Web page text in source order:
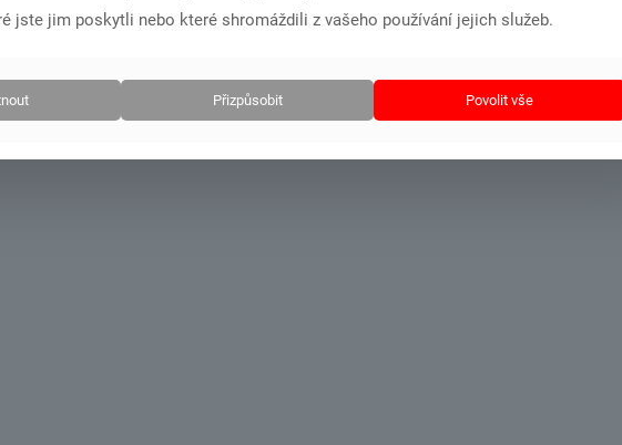
jste jim poskytli nebo které shromáždili z vašeho používání jejich služeb.
Přizpůsobit Povolit vše